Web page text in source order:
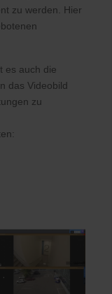
zu werden. Hier
es auch die
das Videobild
zu